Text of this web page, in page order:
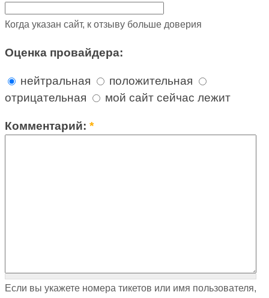
Когда указан сайт, к отзыву больше доверия
Оценка провайдера:
нейтральная
положительная
отрицательная
мой сайт сейчас лежит
Комментарий:*
Если вы укажете номера тикетов или имя пользователя,